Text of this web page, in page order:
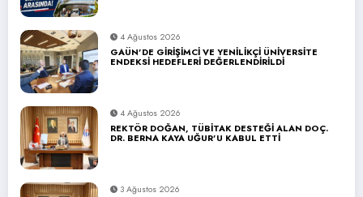
4 Ağustos 2026
GAÜN’DE GİRİŞİMCİ VE YENİLİKÇİ ÜNİVERSİTE
ENDEKSİ HEDEFLERİ DEĞERLENDİRİLDİ
4 Ağustos 2026
REKTÖR DOĞAN, TÜBİTAK DESTEĞİ ALAN DOÇ.
DR. BERNA KAYA UĞUR’U KABUL ETTİ
3 Ağustos 2026